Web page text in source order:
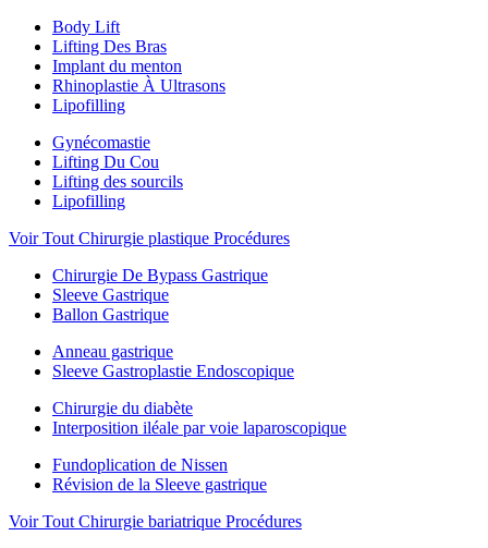
Body Lift
Lifting Des Bras
Implant du menton
Rhinoplastie À Ultrasons
Lipofilling
Gynécomastie
Lifting Du Cou
Lifting des sourcils
Lipofilling
Voir Tout Chirurgie plastique Procédures
Chirurgie De Bypass Gastrique
Sleeve Gastrique
Ballon Gastrique
Anneau gastrique
Sleeve Gastroplastie Endoscopique
Chirurgie du diabète
Interposition iléale par voie laparoscopique
Fundoplication de Nissen
Révision de la Sleeve gastrique
Voir Tout Chirurgie bariatrique Procédures